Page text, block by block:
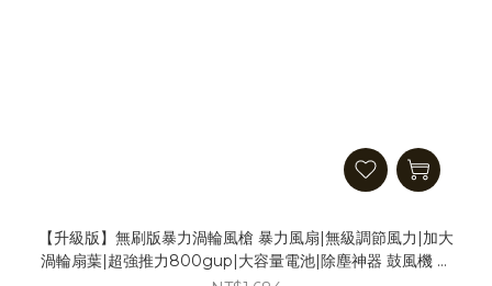
【升級版】無刷版暴力渦輪風槍 暴力風扇|無級調節風力|加大
渦輪扇葉|超強推力800gup|大容量電池|除塵神器 鼓風機 吹